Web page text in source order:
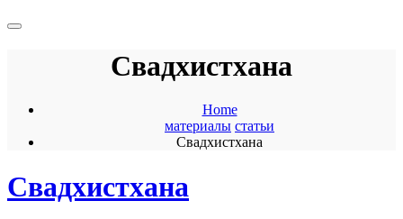
Свадхистхана
Home
материалы статьи
Свадхистхана
Свадхистхана